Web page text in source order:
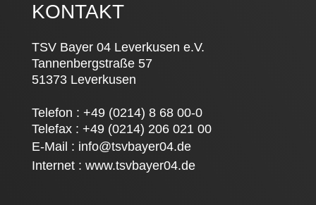
KONTAKT
TSV Bayer 04 Leverkusen e.V.
Tannenbergstraße 57
51373 Leverkusen
Telefon : +49 (0214) 8 68 00-0
Telefax : +49 (0214) 206 021 00
E-Mail : info@tsvbayer04.de
Internet : www.tsvbayer04.de